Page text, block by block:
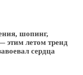
шопинг,
этим летом тренд
сердца